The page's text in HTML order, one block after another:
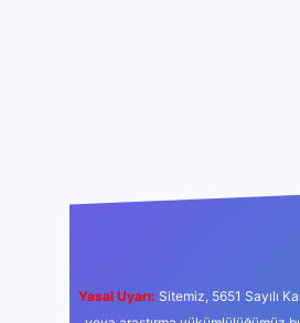
Yasal Uyarı: Sitemiz, 5651 Sayılı